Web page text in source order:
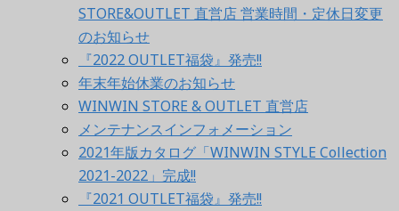
STORE&OUTLET 直営店 営業時間・定休日変更
のお知らせ
『2022 OUTLET福袋』発売!!
年末年始休業のお知らせ
WINWIN STORE & OUTLET 直営店
メンテナンスインフォメーション
2021年版カタログ「WINWIN STYLE Collection
2021-2022」完成!!
『2021 OUTLET福袋』発売!!